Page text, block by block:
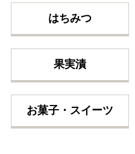
はちみつ
果実漬
お菓子・スイーツ